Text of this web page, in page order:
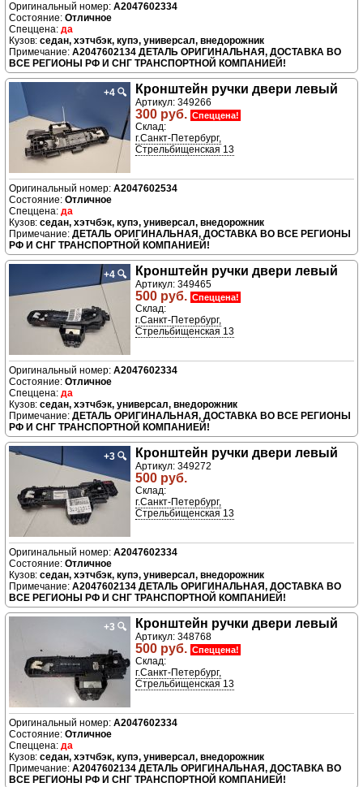
A2047602334
Отличное
да
седан, хэтчбэк, купэ, универсал, внедорожник
A2047602134 ДЕТАЛЬ ОРИГИНАЛЬНАЯ, ДОСТАВКА ВО
ВСЕ РЕГИОНЫ РФ И СНГ ТРАНСПОРТНОЙ КОМПАНИЕЙ!
+4 🔍 Кронштейн ручки двери левый
Артикул: 349266
300 руб. Спеццена!
Склад:
г.Санкт-Петербург,
Стрельбищенская 13
A2047602534
Отличное
да
седан, хэтчбэк, купэ, универсал, внедорожник
ДЕТАЛЬ ОРИГИНАЛЬНАЯ, ДОСТАВКА ВО ВСЕ РЕГИОНЫ
РФ И СНГ ТРАНСПОРТНОЙ КОМПАНИЕЙ!
+4 🔍 Кронштейн ручки двери левый
Артикул: 349465
500 руб. Спеццена!
Склад:
г.Санкт-Петербург,
Стрельбищенская 13
A2047602334
Отличное
да
седан, хэтчбэк, универсал, внедорожник
ДЕТАЛЬ ОРИГИНАЛЬНАЯ, ДОСТАВКА ВО ВСЕ РЕГИОНЫ
РФ И СНГ ТРАНСПОРТНОЙ КОМПАНИЕЙ!
+3 🔍 Кронштейн ручки двери левый
Артикул: 349272
500 руб.
Склад:
г.Санкт-Петербург,
Стрельбищенская 13
A2047602334
Отличное
седан, хэтчбэк, купэ, универсал, внедорожник
A2047602134 ДЕТАЛЬ ОРИГИНАЛЬНАЯ, ДОСТАВКА ВО
ВСЕ РЕГИОНЫ РФ И СНГ ТРАНСПОРТНОЙ КОМПАНИЕЙ!
+3 🔍 Кронштейн ручки двери левый
Артикул: 348768
500 руб. Спеццена!
Склад:
г.Санкт-Петербург,
Стрельбищенская 13
A2047602334
Отличное
да
седан, хэтчбэк, купэ, универсал, внедорожник
A2047602134 ДЕТАЛЬ ОРИГИНАЛЬНАЯ, ДОСТАВКА ВО
ВСЕ РЕГИОНЫ РФ И СНГ ТРАНСПОРТНОЙ КОМПАНИЕЙ!